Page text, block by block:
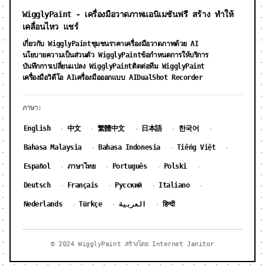
WigglyPaint - เครื่องมือวาดภาพแอนิเมชันฟรี สร้าง ทำให้
เคลื่อนไหว แชร์
เกี่ยวกับ WigglyPaintชุมชนราคาเครื่องมือวาดภาพด้วย AI
นโยบายความเป็นส่วนตัว WigglyPaintข้อกำหนดการให้บริการ
บันทึกการเปลี่ยนแปลง WigglyPaintติดต่อทีม WigglyPaint
เครื่องมือวิดีโอ AIเครื่องมือออกแบบ AIDualShot Recorder
ภาษา:
English · 中文 · 繁體中文 · 日本語 · 한국어 ·
Bahasa Malaysia · Bahasa Indonesia · Tiếng Việt ·
Español · ภาษาไทย · Português · Polski ·
Deutsch · Français · Русский · Italiano ·
Nederlands · Türkçe · العربية · हिन्दी
© 2024 WigglyPaint สร้างโดย Internet Janitor